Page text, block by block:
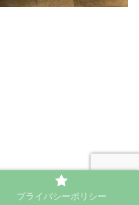
プライバシーポリシー